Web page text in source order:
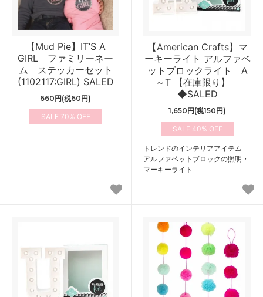
【Mud Pie】IT’S A
GIRL ファミリーネー
ム ステッカーセット
(1102117:GIRL) SALED
660円(税60円)
70%
【American Crafts】マ
ーキーライト アルファベ
ットブロックライト A
～T 【在庫限り】
◆SALED
1,650円(税150円)
40%
トレンドのインテリアアイテム
アルファベットブロックの照明・
マーキーライト